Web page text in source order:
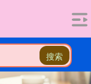
搜索